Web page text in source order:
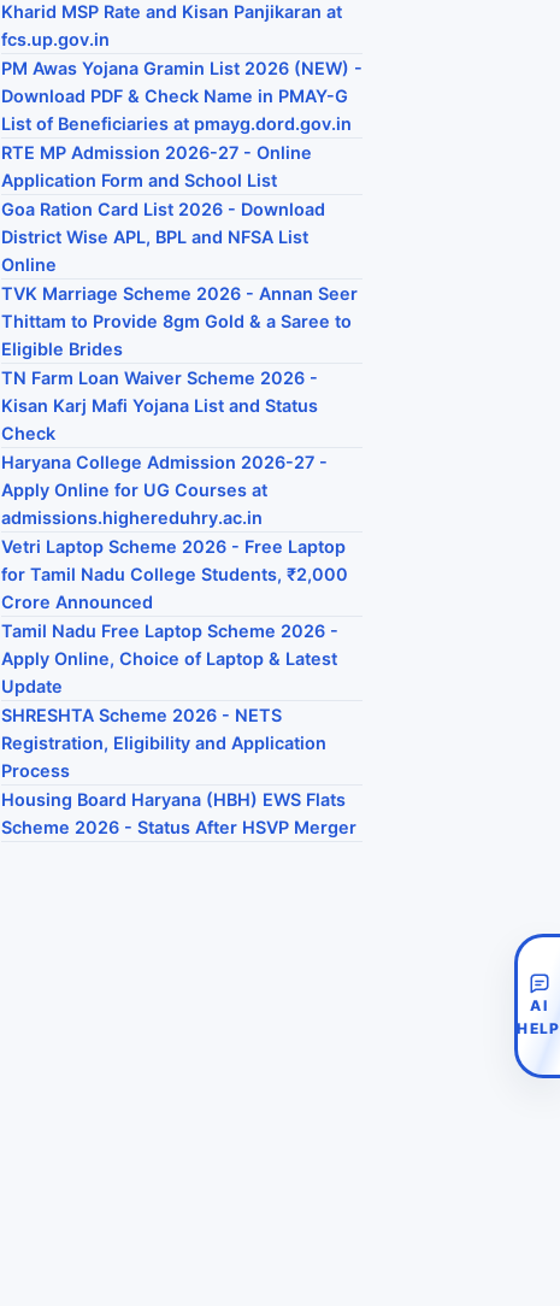
Kharid MSP Rate and Kisan Panjikaran at
fcs.up.gov.in
PM Awas Yojana Gramin List 2026 (NEW) -
Download PDF & Check Name in PMAY-G
List of Beneficiaries at pmayg.dord.gov.in
RTE MP Admission 2026-27 - Online
Application Form and School List
Goa Ration Card List 2026 - Download
District Wise APL, BPL and NFSA List
Online
TVK Marriage Scheme 2026 - Annan Seer
Thittam to Provide 8gm Gold & a Saree to
Eligible Brides
TN Farm Loan Waiver Scheme 2026 -
Kisan Karj Mafi Yojana List and Status
Check
Haryana College Admission 2026-27 -
Apply Online for UG Courses at
admissions.highereduhry.ac.in
Vetri Laptop Scheme 2026 - Free Laptop
for Tamil Nadu College Students, ₹2,000
Crore Announced
Tamil Nadu Free Laptop Scheme 2026 -
Apply Online, Choice of Laptop & Latest
Update
SHRESHTA Scheme 2026 - NETS
Registration, Eligibility and Application
Process
Housing Board Haryana (HBH) EWS Flats
Scheme 2026 - Status After HSVP Merger